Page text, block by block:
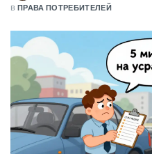
вПРАВА ПОТРЕБИТЕЛЕЙ